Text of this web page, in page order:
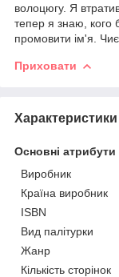
волоцюгу. Я
тепер я знаю, кого
промовити ім'я.
Приховати
Характеристики
Основні атрибути
Виробник
Країна виробник
ISBN
Вид палітурки
Жанр
Кількість сторінок